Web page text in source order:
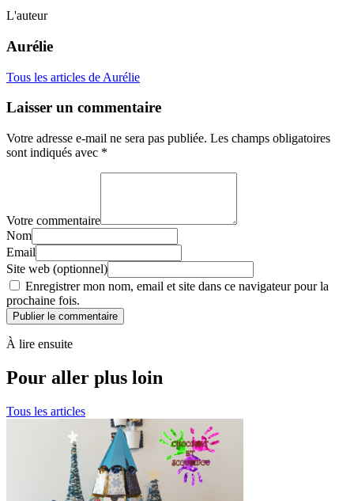
L'auteur
Aurélie
Tous les articles de Aurélie
Laisser un commentaire
Votre adresse e-mail ne sera pas publiée. Les champs obligatoires
sont indiqués avec *
Votre commentaire
Nom
Email
Site web (optionnel)
Enregistrer mon nom, email et site dans ce navigateur pour la
prochaine fois.
Publier le commentaire
À lire ensuite
Pour aller plus loin
Tous les articles